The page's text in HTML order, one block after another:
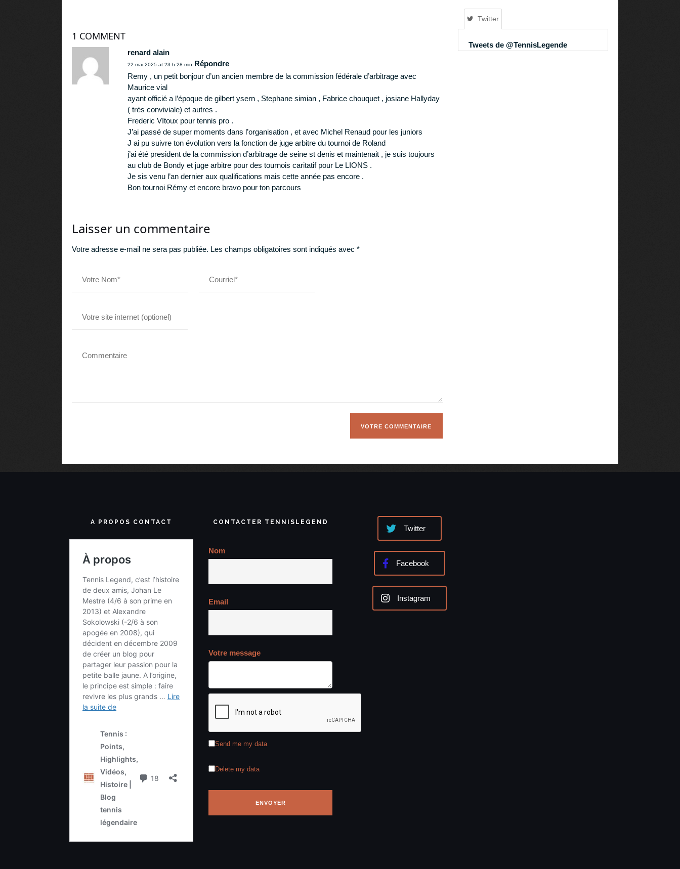
1 COMMENT
renard alain
22 mai 2025 at 23 h 28 min Répondre
Remy , un petit bonjour d’un ancien membre de la commission fédérale d’arbitrage avec
Maurice vial
ayant officié a l’époque de gilbert ysern , Stephane simian , Fabrice chouquet , josiane Hallyday
( très conviviale) et autres .
Frederic VItoux pour tennis pro .
J’ai passé de super moments dans l’organisation , et avec Michel Renaud pour les juniors
J ai pu suivre ton évolution vers la fonction de juge arbitre du tournoi de Roland
j’ai été president de la commission d’arbitrage de seine st denis et maintenait , je suis toujours
au club de Bondy et juge arbitre pour des tournois caritatif pour Le LIONS .
Je sis venu l’an dernier aux qualifications mais cette année pas encore .
Bon tournoi Rémy et encore bravo pour ton parcours
Laisser un commentaire
Votre adresse e-mail ne sera pas publiée. Les champs obligatoires sont indiqués avec *
Twitter
Tweets de @TennisLegende
A PROPOS CONTACT CONTACTER TENNISLEGEND
Nom
Email
Votre message
Send me my data
Delete my data
Twitter
Facebook
Instagram